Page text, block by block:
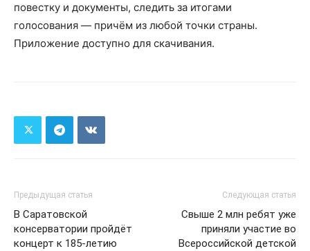
повестку и документы, следить за итогами
голосования — причём из любой точки страны.
Приложение доступно для скачивания.
Предыдущая статья
В Саратовской
консерватории пройдёт
концерт к 185-летию
Следующая статья
Свыше 2 млн ребят уже
приняли участие во
Всероссийской детской